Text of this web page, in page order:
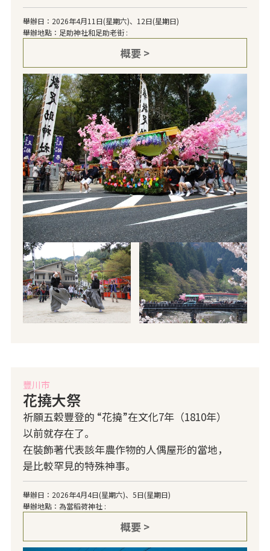
舉辦日：2026年4月11日(星期六)、12日(星期日)
舉辦地點：足助神社和足助老街 :
概要 >
豐川市
花撓大祭
祈願五穀豐登的 “花撓”在文化7年（1810年）
以前就存在了。
在裝飾著代表該年農作物的人偶屋形的當地，
是比較罕見的特殊神事。
舉辦日：2026年4月4日(星期六)、5日(星期日)
舉辦地點：為當稻荷神社 :
概要 >